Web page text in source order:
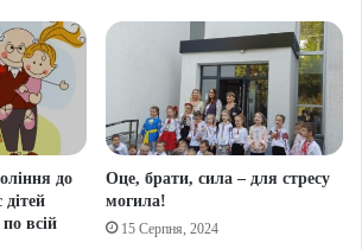
до
всій
Оце, брати, сила – для стресу
могила!
15 Серпня, 2024